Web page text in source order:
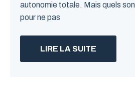
autonomie totale. Mais quels
pour ne pas
LIRE LA SUITE